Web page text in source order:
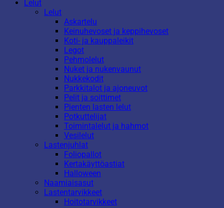
Lelut
Lelut
Askartelu
Keinuhevoset ja keppihevoset
Koti- ja kauppaleikit
Legot
Pehmolelut
Nuket ja nukenvaunut
Nukkekodit
Parkkitalot ja ajoneuvot
Pelit ja soittimet
Pienten lasten lelut
Potkuttelijat
Toimintalelut ja hahmot
Vesilelut
Lastenjuhlat
Foliopallot
Kertakäyttöastiat
Halloween
Naamiaisasut
Lastentarvikkeet
Hoitotarvikkeet